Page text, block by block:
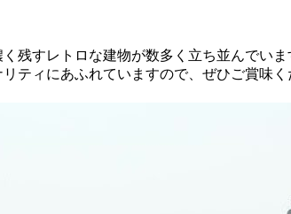
残すレトロな建物が数多く立ち並んでい
ティにあふれていますので、ぜひご賞味く